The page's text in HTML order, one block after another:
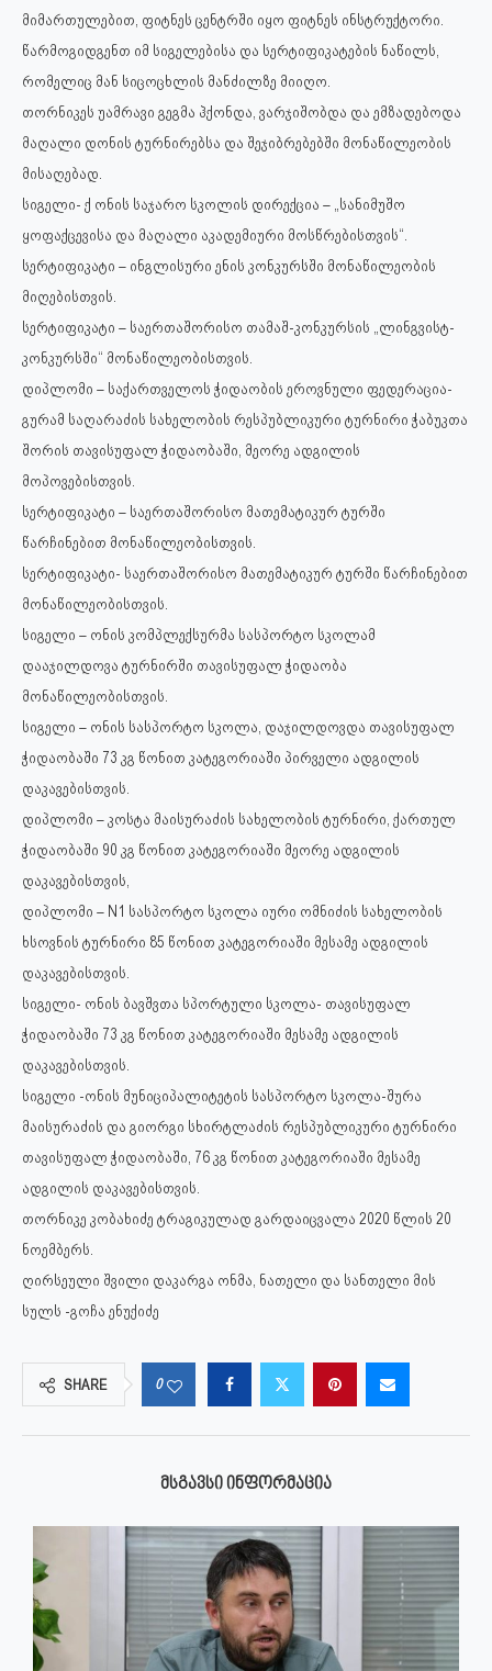
მიმართულებით, ფიტნეს ცენტრში იყო ფიტნეს ინსტრუქტორი.
წარმოგიდგენთ იმ სიგელებისა და სერტიფიკატების ნაწილს,
რომელიც მან სიცოცხლის მანძილზე მიიღო.
თორნიკეს უამრავი გეგმა ჰქონდა, ვარჯიშობდა და ემზადებოდა
მაღალი დონის ტურნირებსა და შეჯიბრებებში მონაწილეობის
მისაღებად.
სიგელი- ქ ონის საჯარო სკოლის დირექცია – „სანიმუშო
ყოფაქცევისა და მაღალი აკადემიური მოსწრებისთვის“.
სერტიფიკატი – ინგლისური ენის კონკურსში მონაწილეობის
მიღებისთვის.
სერტიფიკატი – საერთაშორისო თამაშ-კონკურსის „ლინგვისტ-
კონკურსში“ მონაწილეობისთვის.
დიპლომი – საქართველოს ჭიდაობის ეროვნული ფედერაცია-
გურამ საღარაძის სახელობის რესპუბლიკური ტურნირი ჭაბუკთა
შორის თავისუფალ ჭიდაობაში, მეორე ადგილის
მოპოვებისთვის.
სერტიფიკატი – საერთაშორისო მათემატიკურ ტურში
წარჩინებით მონაწილეობისთვის.
სერტიფიკატი- საერთაშორისო მათემატიკურ ტურში წარჩინებით
მონაწილეობისთვის.
სიგელი – ონის კომპლექსურმა სასპორტო სკოლამ
დააჯილდოვა ტურნირში თავისუფალ ჭიდაობა
მონაწილეობისთვის.
სიგელი – ონის სასპორტო სკოლა, დაჯილდოვდა თავისუფალ
ჭიდაობაში 73 კგ წონით კატეგორიაში პირველი ადგილის
დაკავებისთვის.
დიპლომი – კოსტა მაისურაძის სახელობის ტურნირი, ქართულ
ჭიდაობაში 90 კგ წონით კატეგორიაში მეორე ადგილის
დაკავებისთვის,
დიპლომი – N1 სასპორტო სკოლა იური ომნიძის სახელობის
ხსოვნის ტურნირი 85 წონით კატეგორიაში მესამე ადგილის
დაკავებისთვის.
სიგელი- ონის ბავშვთა სპორტული სკოლა- თავისუფალ
ჭიდაობაში 73 კგ წონით კატეგორიაში მესამე ადგილის
დაკავებისთვის.
სიგელი -ონის მუნიციპალიტეტის სასპორტო სკოლა-შურა
მაისურაძის და გიორგი სხირტლაძის რესპუბლიკური ტურნირი
თავისუფალ ჭიდაობაში, 76 კგ წონით კატეგორიაში მესამე
ადგილის დაკავებისთვის.
თორნიკე კობახიძე ტრაგიკულად გარდაიცვალა 2020 წლის 20
ნოემბერს.
ღირსეული შვილი დაკარგა ონმა, ნათელი და სანთელი მის
სულს -გოჩა ენუქიძე
SHARE 0
ᲛᲡᲒᲐᲕᲡᲘ ᲘᲜᲤᲝᲠᲛᲐᲪᲘᲐ